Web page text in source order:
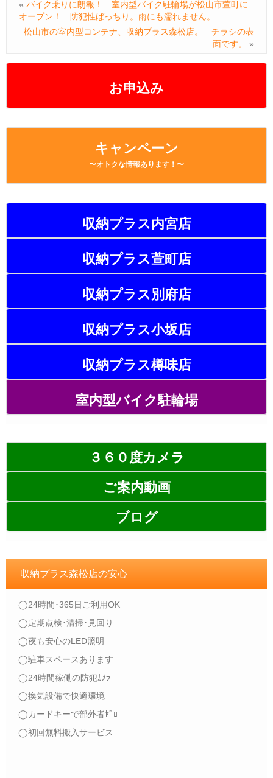
お申込み
キャンペーン
〜オトクな情報あります！〜
収納プラス内宮店
収納プラス萱町店
収納プラス別府店
収納プラス小坂店
収納プラス樽味店
室内型バイク駐輪場
３６０度カメラ
ご案内動画
ブログ
収納プラス森松店の安心
◯24時間･365日ご利用OK
◯定期点検･清掃･見回り
◯夜も安心のLED照明
◯駐車スペースあります
◯24時間稼働の防犯ｶﾒﾗ
◯換気設備で快適環境
◯カードキーで部外者ｾﾞﾛ
◯初回無料搬入サービス
« バイク乗りに朗報！ 室内型バイク駐輪場が松山市萱町に
オープン！ 防犯性ばっちり。雨にも濡れません。
松山市の室内型コンテナ、収納プラス森松店。 チラシの表
面です。
»